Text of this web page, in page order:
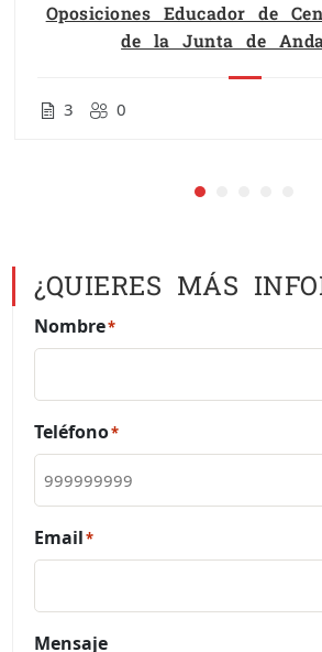
Oposiciones Educador de
de la Junta de
3 0
¿QUIERES MÁS
Nombre*
Teléfono*
Email*
Mensaje